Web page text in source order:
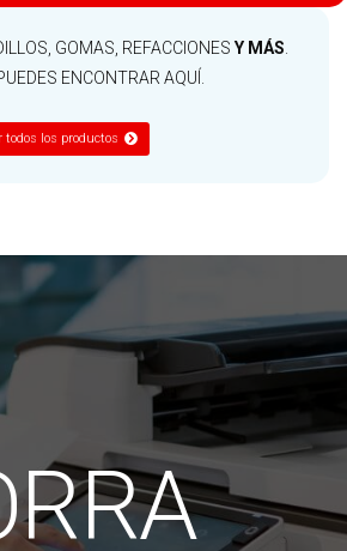
GOMAS, REFACCIONESY MÁS
PUEDES ENCONTRAR AQUÍ.
todos los productos